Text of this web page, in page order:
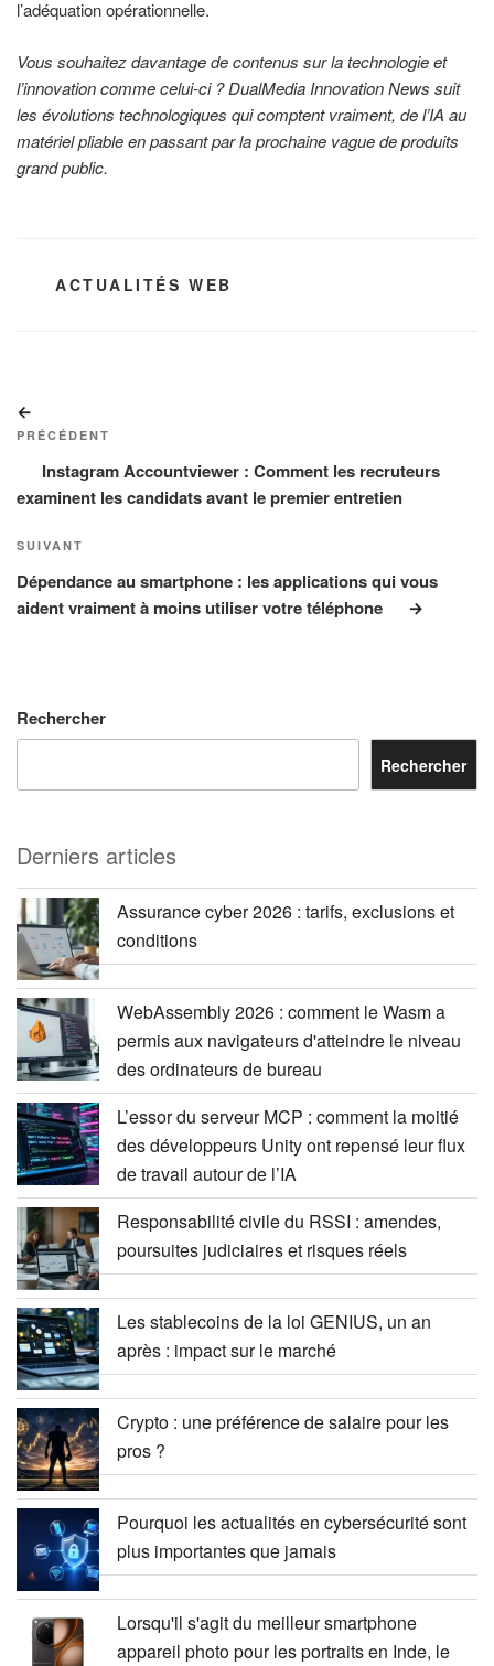
l’adéquation opérationnelle.
Vous souhaitez davantage de contenus sur la technologie et
l’innovation comme celui-ci ? DualMedia Innovation News suit
les évolutions technologiques qui comptent vraiment, de l’IA au
matériel pliable en passant par la prochaine vague de produits
grand public.
CATÉGORIES
ACTUALITÉS WEB
de
l’article
précédent
PRÉCÉDENT
Instagram Accountviewer : Comment les recruteurs
examinent les candidats avant le premier entretien
Article
suivant
SUIVANT
Dépendance au smartphone : les applications qui vous
aident vraiment à moins utiliser votre téléphone
Rechercher
Rechercher
Derniers articles
Assurance cyber 2026 : tarifs, exclusions et
conditions
WebAssembly 2026 : comment le Wasm a
permis aux navigateurs d'atteindre le niveau
des ordinateurs de bureau
L’essor du serveur MCP : comment la moitié
des développeurs Unity ont repensé leur flux
de travail autour de l’IA
Responsabilité civile du RSSI : amendes,
poursuites judiciaires et risques réels
Les stablecoins de la loi GENIUS, un an
après : impact sur le marché
Crypto : une préférence de salaire pour les
pros ?
Pourquoi les actualités en cybersécurité sont
plus importantes que jamais
Lorsqu'il s'agit du meilleur smartphone
appareil photo pour les portraits en Inde, le